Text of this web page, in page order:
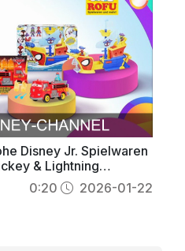
Disney Jr. Spielwaren
& Lightning
0:20 2026-01-22